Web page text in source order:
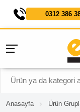
0312 386
Anasayfa Ürün